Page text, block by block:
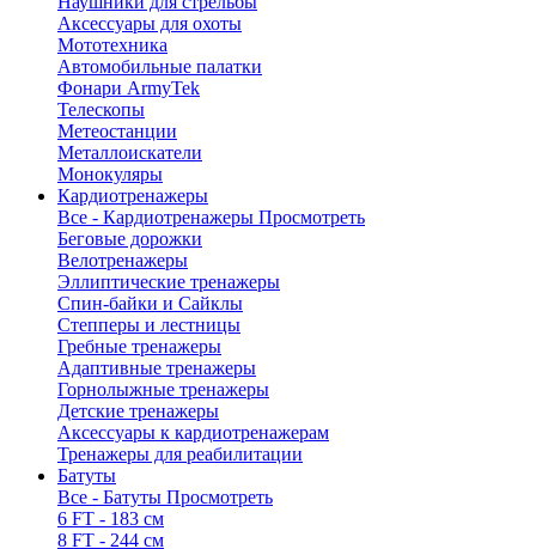
Аксессуары для охоты
Мототехника
Автомобильные палатки
Фонари ArmyTek
Телескопы
Метеостанции
Металлоискатели
Монокуляры
Кардиотренажеры
Все - Кардиотренажеры Просмотреть
Беговые дорожки
Велотренажеры
Эллиптические тренажеры
Спин-байки и Сайклы
Степперы и лестницы
Гребные тренажеры
Адаптивные тренажеры
Горнолыжные тренажеры
Детские тренажеры
Аксессуары к кардиотренажерам
Тренажеры для реабилитации
Батуты
Все - Батуты Просмотреть
6 FT - 183 см
8 FT - 244 см